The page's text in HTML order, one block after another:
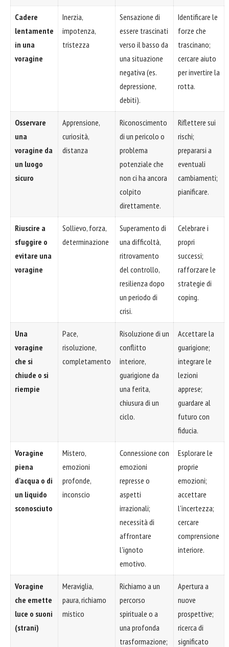
Cadere
lentamente
in una
voragine
Inerzia,
impotenza,
tristezza
Sensazione di
essere trascinati
verso il basso da
una situazione
negativa (es.
depressione,
debiti).
Identificare le
forze che
trascinano;
cercare aiuto
per invertire la
rotta.
Osservare
una
voragine da
un luogo
sicuro
Apprensione,
curiosità,
distanza
Riconoscimento
di un pericolo o
problema
potenziale che
non ci ha ancora
colpito
direttamente.
Riflettere sui
rischi;
prepararsi a
eventuali
cambiamenti;
pianificare.
Riuscire a
sfuggire o
evitare una
voragine
Sollievo, forza,
determinazione
Superamento di
una difficoltà,
ritrovamento
del controllo,
resilienza dopo
un periodo di
crisi.
Celebrare i
propri
successi;
rafforzare le
strategie di
coping.
Una
voragine
che si
chiude o si
riempie
Pace,
risoluzione,
completamento
Risoluzione di un
conflitto
interiore,
guarigione da
una ferita,
chiusura di un
ciclo.
Accettare la
guarigione;
integrare le
lezioni
apprese;
guardare al
futuro con
fiducia.
Voragine
piena
d'acqua o di
un liquido
sconosciuto
Mistero,
emozioni
profonde,
inconscio
Connessione con
emozioni
represse o
aspetti
irrazionali;
necessità di
affrontare
l'ignoto
emotivo.
Esplorare le
proprie
emozioni;
accettare
l'incertezza;
cercare
comprensione
interiore.
Voragine
che emette
luce o suoni
(strani)
Meraviglia,
paura, richiamo
mistico
Richiamo a un
percorso
spirituale o a
una profonda
trasformazione;
Apertura a
nuove
prospettive;
ricerca di
significato